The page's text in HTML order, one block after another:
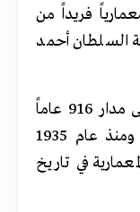
فريداً من
السلطان أحمد
وكان مبنى آيا صوفيا في إسطنبول على مدار 916 عاماً
كاتدرائية، ولمدة 481 عاماً مسجداً، ومنذ عام 1935
في تاريخ